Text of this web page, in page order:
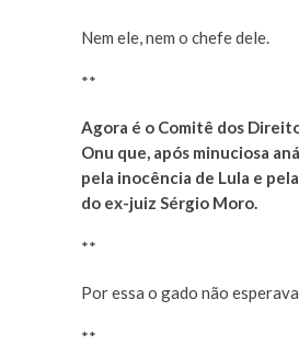
Nem ele, nem o chefe dele.
**
Agora é o Comitê dos
Onu que, após minuciosa
pela inocência de Lula e
do ex-juiz Sérgio Moro.
**
Por essa o gado não
**